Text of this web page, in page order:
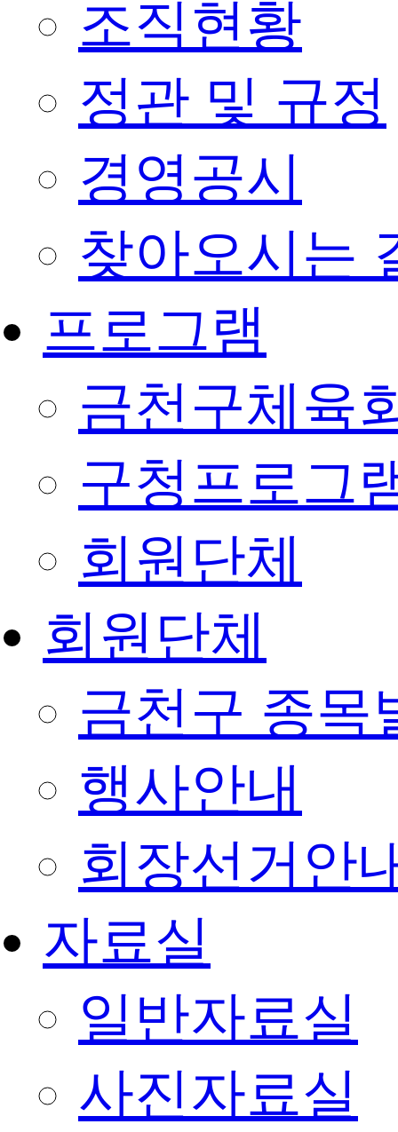
조직현황
정관 및 규정
경영공시
찾아오시는
프로그램
금천구체육
구청프로그
회원단체
회원단체
금천구 종목
행사안내
회장선거안
자료실
일반자료실
사진자료실